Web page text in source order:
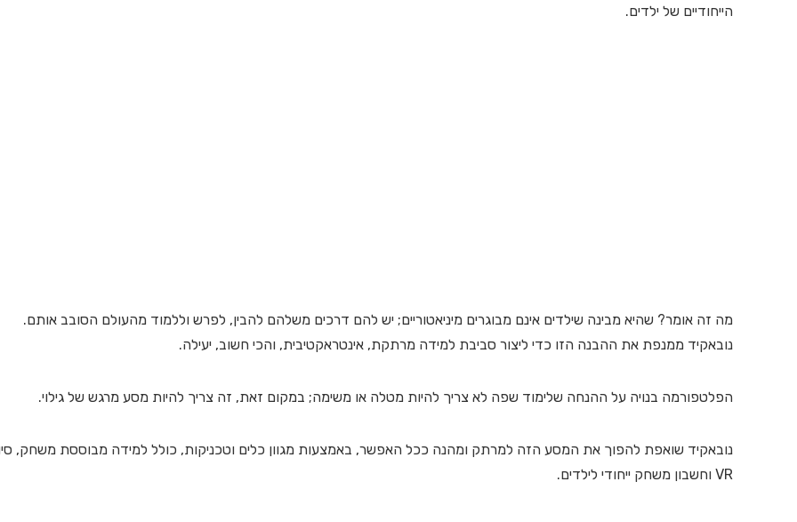
הייחודיים של ילדים.
מה זה אומר? שהיא מבינה שילדים אינם מבוגרים מיניאטוריים; יש להם דרכים משלהם להבין, לפרש וללמוד מהעולם הסובב אותם.
נובאקיד ממנפת את ההבנה הזו כדי ליצור סביבת למידה מרתקת, אינטראקטיבית, והכי חשוב, יעילה.
הפלטפורמה בנויה על ההנחה שלימוד שפה לא צריך להיות מטלה או משימה; במקום זאת, זה צריך להיות מסע מרגש של גילוי.
נובאקיד שואפת להפוך את המסע הזה למרתק ומהנה ככל האפשר, באמצעות מגוון כלים וטכניקות, כולל למידה מבוססת משחק,
VR וחשבון משחק ייחודי לילדים.